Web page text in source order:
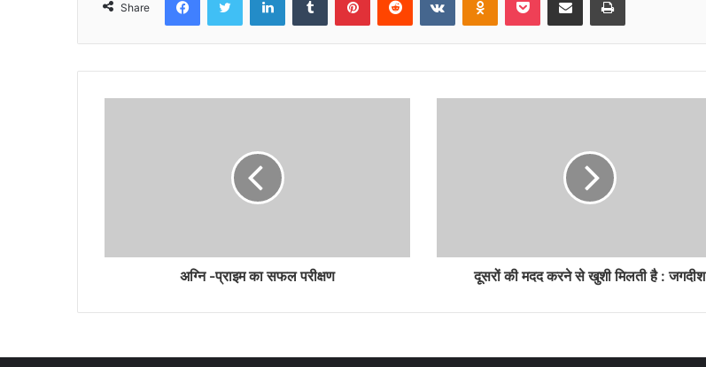
Share
अग्नि -प्राइम का सफल परीक्षण दूसरों की मदद करने से खुशी मिलती है : जगदीश